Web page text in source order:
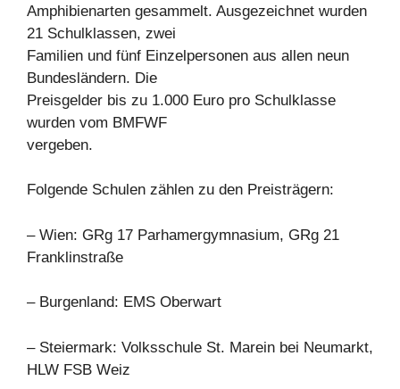
Amphibienarten gesammelt. Ausgezeichnet wurden
21 Schulklassen, zwei
Familien und fünf Einzelpersonen aus allen neun
Bundesländern. Die
Preisgelder bis zu 1.000 Euro pro Schulklasse
wurden vom BMFWF
vergeben.
Folgende Schulen zählen zu den Preisträgern:
– Wien: GRg 17 Parhamergymnasium, GRg 21
Franklinstraße
– Burgenland: EMS Oberwart
– Steiermark: Volksschule St. Marein bei Neumarkt,
HLW FSB Weiz